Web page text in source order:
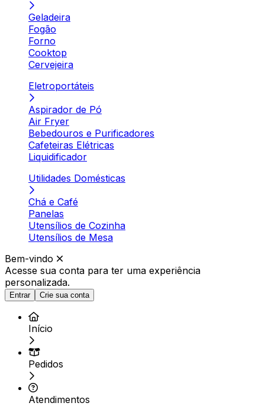
Geladeira
Fogão
Forno
Cooktop
Cervejeira
Eletroportáteis
Aspirador de Pó
Air Fryer
Bebedouros e Purificadores
Cafeteiras Elétricas
Liquidificador
Utilidades Domésticas
Chá e Café
Panelas
Utensílios de Cozinha
Utensílios de Mesa
Bem-vindo
Acesse sua conta para ter uma experiência
personalizada.
Entrar Crie sua conta
Início
Pedidos
Atendimentos